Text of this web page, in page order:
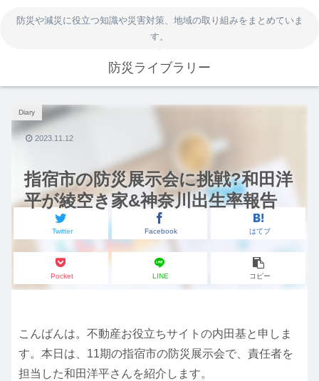
防災や減災に役立つ知識や災害対策、地域の取り組みをまとめていま
す。
防災ライブラリー
指宿市の防災展示会に挑戦?和田洋
平が綾空き家&神奈川出生率報告
Diary
Twitter Facebook はてブ
Pocket LINE コピー
2023.11.12
こんばんは。不動産お役立ちサイトの内田基と申しま
す。本日は、11期の指宿市の防災展示会で、責任者を
担当した和田洋平さんを紹介します。